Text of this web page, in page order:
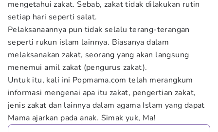
mengetahui zakat. Sebab, zakat tidak dilakukan rutin
setiap hari seperti salat.
Pelaksanaannya pun tidak selalu terang-terangan
seperti rukun islam lainnya. Biasanya dalam
melaksanakan zakat, seorang yang akan langsung
menemui amil zakat (pengurus zakat).
Untuk itu, kali ini Popmama.com telah merangkum
informasi mengenai apa itu zakat, pengertian zakat,
jenis zakat dan lainnya dalam agama Islam yang dapat
Mama ajarkan pada anak. Simak yuk, Ma!